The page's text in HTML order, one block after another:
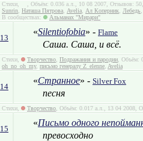
Стихи,
, Объём: 0.036 а.л., 10 08 2007, Отзывов:
Sunrin Наташа Пятрова Avelia Ал Коперник Лебедь
В сообществах:
Альманах "Мирари"
13
«Silentiofobia» - Flame
Саша. Саша, и всё.
Стихи, Творчество Подражания и пародии , Объём:
oh_no_oh_my, письмо генералу Z_elenne Avelia
14
«Странное» - Silver Fox
песня
Стихи, Творчество , Объём: 0.017 а.л., 13 04 2008,
15
«Письмо одного
превосходно